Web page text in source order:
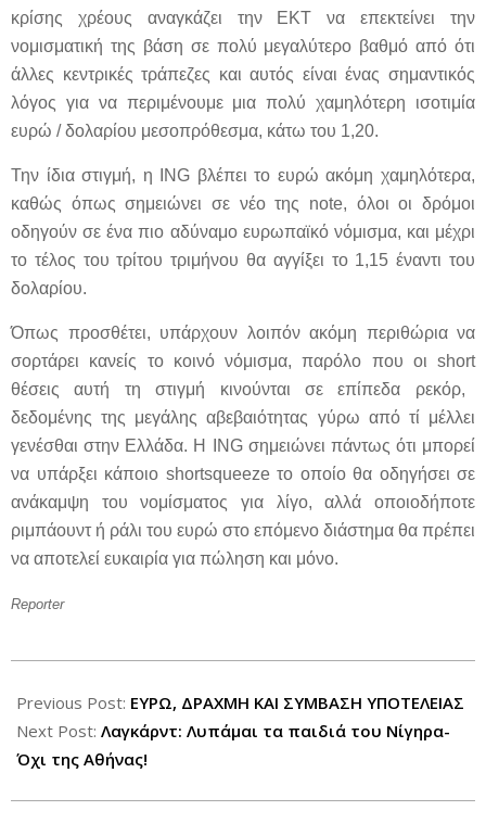
κρίσης χρέους αναγκάζει την ΕΚΤ να επεκτείνει την
νομισματική της βάση σε πολύ μεγαλύτερο βαθμό από ότι
άλλες κεντρικές τράπεζες και αυτός είναι ένας σημαντικός
λόγος για να περιμένουμε μια πολύ χαμηλότερη ισοτιμία
ευρώ / δολαρίου μεσοπρόθεσμα, κάτω του 1,20.
Την ίδια στιγμή, η ING βλέπει το ευρώ ακόμη χαμηλότερα,
καθώς όπως σημειώνει σε νέο της note, όλοι οι δρόμοι
οδηγούν σε ένα πιο αδύναμο ευρωπαϊκό νόμισμα, και μέχρι
το τέλος του τρίτου τριμήνου θα αγγίξει το 1,15 έναντι του
δολαρίου.
Όπως προσθέτει, υπάρχουν λοιπόν ακόμη περιθώρια να
σορτάρει κανείς το κοινό νόμισμα, παρόλο που οι short
θέσεις αυτή τη στιγμή κινούνται σε επίπεδα ρεκόρ,
δεδομένης της μεγάλης αβεβαιότητας γύρω από τί μέλλει
γενέσθαι στην Ελλάδα. Η
INGσημειώνει πάντως ότι μπορεί
να υπάρξει κάποιο shortsqueezeτο οποίο θα οδηγήσει σε
ανάκαμψη του νομίσματος για λίγο, αλλά οποιοδήποτε
ριμπάουντ ή ράλι του ευρώ στο επόμενο διάστημα θα πρέπει
να αποτελεί ευκαιρία για πώληση και μόνο.
Reporter
05-
28
Previous Post: ΕΥΡΩ, ΔΡΑΧΜΗ ΚΑΙ ΣΥΜΒΑΣΗ ΥΠΟΤΕΛΕΙΑΣ
Next Post: Λαγκάρντ: Λυπάμαι τα παιδιά του Νίγηρα-
Όχι της Αθήνας!